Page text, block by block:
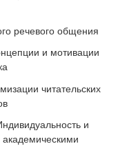
речевого общения
и мотивации
читательских
и
академическими